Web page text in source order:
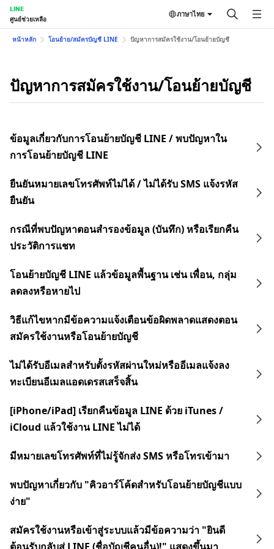
LINE
ศูนย์ช่วยเหลือ
ภาษาไทย
หน้าหลัก โอนย้าย/สมัครบัญชี LINE ปัญหาการสมัครใช้งาน/โอนย้ายบัญชี
ปัญหาการสมัครใช้งาน/โอนย้ายบัญชี
ข้อมูลเกี่ยวกับการโอนย้ายบัญชี LINE / พบปัญหาใน
การโอนย้ายบัญชี LINE
ยืนยันหมายเลขโทรศัพท์ไม่ได้ / ไม่ได้รับ SMS แจ้งรหัส
ยืนยัน
กรณีที่พบปัญหาตอนสำรองข้อมูล (บันทึก) หรือเรียกคืน
ประวัติการแชท
โอนย้ายบัญชี LINE แล้วข้อมูลพื้นฐาน เช่น เพื่อน, กลุ่ม
ลดลงหรือหายไป
วิธีแก้ไขหากมีข้อความแจ้งเตือนข้อผิดพลาดแสดงตอน
สมัครใช้งานหรือโอนย้ายบัญชี
ไม่ได้รับอีเมลสำหรับตั้งรหัสผ่านใหม่หรืออีเมลแจ้งลง
ทะเบียนอีเมลแอดเดรสเสร็จสิ้น
[iPhone/iPad] เรียกคืนข้อมูล LINE ด้วย iTunes /
iCloud แล้วใช้งาน LINE ไม่ได้
มีหมายเลขโทรศัพท์ที่ไม่รู้จักส่ง SMS หรือโทรเข้ามา
พบปัญหาเกี่ยวกับ "คิวอาร์โค้ดสำหรับโอนย้ายบัญชีแบบ
ง่าย"
สมัครใช้งานหรือเข้าสู่ระบบแล้วมีข้อความว่า "ยินดี